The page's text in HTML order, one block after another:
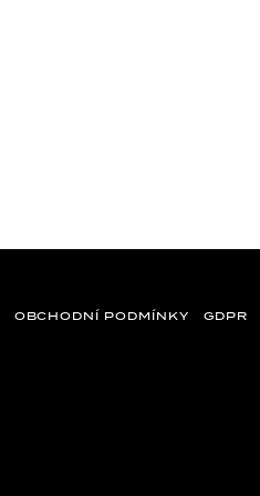
OBCHODNÍ PODMÍNKY GDPR